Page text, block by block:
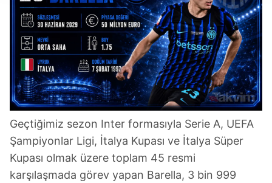
takdirde, kullanıcılara hedefli reklamlar
gösterilmeyecektir."
Sizlere daha iyi bir hizmet sunabilmek için İnternet
Sitemizde kendimize ve üçüncü kişilere ait çerezler
kullanılmaktadır. Bu çerezler vasıtasıyla çeşitli kişisel
verileriniz işlenmekte olup gerekli olan çerezler bilgi
toplumu hizmetlerinin sunulması amacıyla
kullanılmaktadır. Diğer çerezler, sitemizin daha işlevsel
kılınması ve kişiselleştirilmesi ve sizlere yönelik
reklam/pazarlama faaliyetlerinin yapılması, amaçlarıyla
sınırlı olarak açık rızanız dahilinde kullanılacaktır.
Geçtiğimiz sezon Inter formasıyla Serie A, UEFA
Şampiyonlar Ligi, İtalya Kupası ve İtalya Süper
Kupası olmak üzere toplam 45 resmi
karşılaşmada görev yapan Barella, 3 bin 999